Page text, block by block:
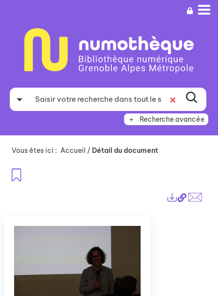
recherche
Recherche avancée
Vous êtes ici : Accueil / Détail du document
Lien